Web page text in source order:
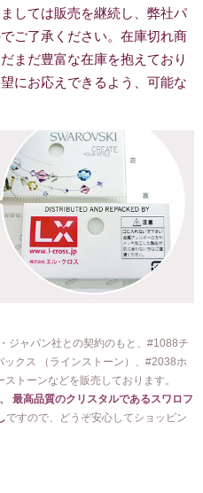
しては販売を継続し、弊社パ
ご了承ください。在庫切れ商
まだ豊富な在庫を抱えており
にお応えできるよう、可能な
ジャパン社との契約のもと、#1088チ
クス （ラインストーン）、#2038ホ
トーンなどを販売しております。
最高品質のクリスタルであるスワロフ
ですので、どうぞ安心してショッピン